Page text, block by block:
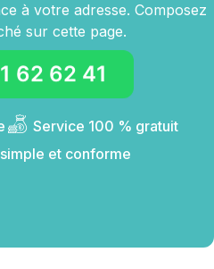
à votre adresse. Composez
sur cette page.
62 62 41
Service 100 % gratuit
et conforme